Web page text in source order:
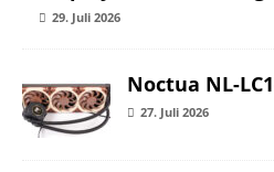
29. Juli 2026
Noctua NL-
27. Juli 2026